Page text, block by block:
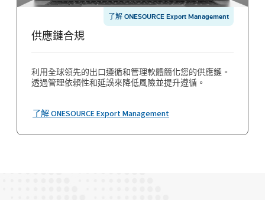
了解 ONESOURCE Export Management
供應鏈合規
利用全球領先的出口遵循和管理軟體簡化您的供應鏈。
透過管理依賴性和延誤來降低風險並提升遵循。
了解 ONESOURCE Export Management